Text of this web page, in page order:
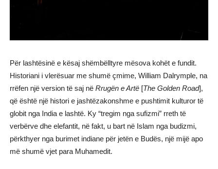
Për lashtësinë e kësaj shëmbëlltyre mësova kohët e fundit.
Historiani i vlerësuar me shumë çmime, William Dalrymple, na
rrëfen një version të saj në Rrugën e Artë [The Golden Road],
që është një histori e jashtëzakonshme e pushtimit kulturor të
globit nga India e lashtë. Ky “tregim nga sufizmi” rreth të
verbërve dhe elefantit, në fakt, u bart në Islam nga budizmi,
përkthyer nga burimet indiane për jetën e Budës, një mijë apo
më shumë vjet para Muhamedit.